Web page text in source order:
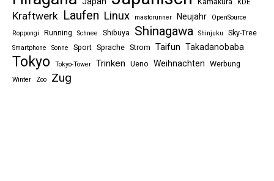
KDE
Kraftwerk Laufen Linux mastorunner Neujahr
OpenSource
Roppongi
Running Schnee Shibuya Shinagawa Shinjuku Sky-Tree
Smartphone Sonne Sport Sprache Strom Taifun Takadanobaba
Tokyo Tokyo-Tower Trinken Ueno Weihnachten Werbung
Winter Zoo Zug